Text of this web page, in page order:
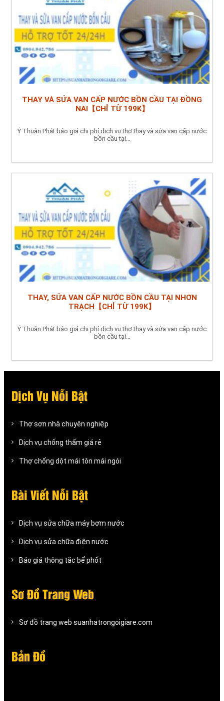
THAY VÀ SỬA VAN CẤP NƯỚC BỒN CẦU TẠI ĐỒNG
NAI【CHỈ TỪ 199K】
Ý Thuận Phát báo giá chi phí dịch vụ thợ thay và sửa van cấp nước
bồn cầu tại...
THAY, SỬA VAN CẤP NƯỚC BỒN CẦU TẠI NHƠN
TRẠCH【CHỈ TỪ 199K】
Ý Thuận Phát báo giá chi phí dịch vụ thợ thay và sửa van cấp nước
bồn cầu tại...
Dịch Vụ Nỗi Bật
Thợ sơn nhà chuyên nghiệp
Dịch vụ chống thấm giá rẻ
Thợ chống dột mái tôn mái ngói
Bài Viết Nỗi Bật
Dịch vụ sửa chữa máy bơm nước
Dịch vụ sửa chữa điện nước
Báo giá thông tắc bể phốt
Sơ Đồ Trang Web
Sơ đồ trang web suanhatrongoigiare.com
Bản Đồ